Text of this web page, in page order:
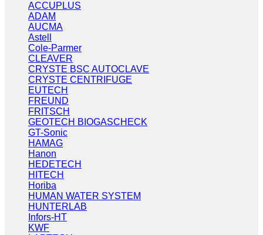
ACCUPLUS
ADAM
AUCMA
Astell
Cole-Parmer
CLEAVER
CRYSTE BSC AUTOCLAVE
CRYSTE CENTRIFUGE
EUTECH
FREUND
FRITSCH
GEOTECH BIOGASCHECK
GT-Sonic
HAMAG
Hanon
HEDETECH
HITECH
Horiba
HUMAN WATER SYSTEM
HUNTERLAB
Infors-HT
KWF